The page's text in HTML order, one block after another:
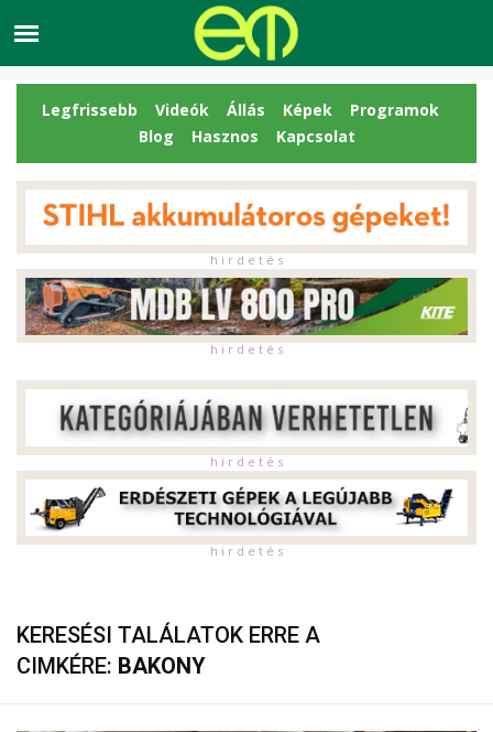
Legfrissebb Videók Állás Képek
Programok
Blog
Hasznos Kapcsolat
h i r d e t é s
h i r d e t é s
h i r d e t é s
h i r d e t é s
KERESÉSI TALÁLATOK ERRE A
CIMKÉRE: BAKONY